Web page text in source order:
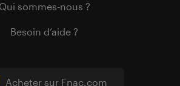
Acheter sur Fnac.com
Qui sommes-nous ?
Besoin d’aide ?